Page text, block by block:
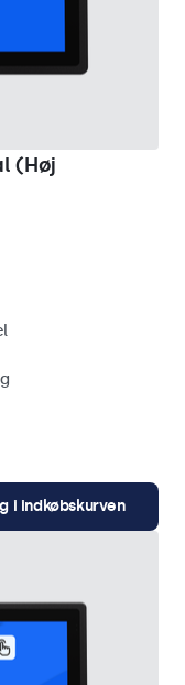
(Høj
i indkøbskurven